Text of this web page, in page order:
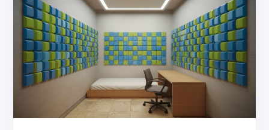
2026:
Moderní
Inspirace